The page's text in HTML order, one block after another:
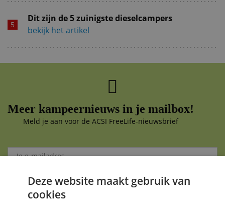
Dit zijn de 5 zuinigste dieselcampers
bekijk het artikel
Meer kampeernieuws in je mailbox!
Meld je aan voor de ACSI FreeLife-nieuwsbrief
Aanmelden
Je gegevens zijn veilig en worden niet gedeeld met anderen
Deze website maakt gebruik van
cookies